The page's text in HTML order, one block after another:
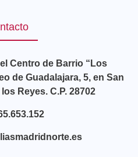
Centro de Barrio “Los
de Guadalajara, 5, en San
Reyes. C.P. 28702